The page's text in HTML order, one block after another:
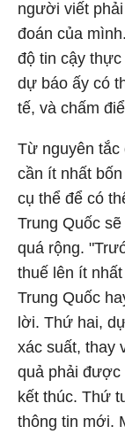
người viết
đoán của
độ tin cậy
dự báo ấy có
tế, và chấm
Từ nguyên tắc
cần ít nhất
cụ thể để có
Trung Quốc
quá rộng.
thuế lên ít
Trung Quốc
lời. Thứ hai,
xác suất, thay
quả phải được
kết thúc. Thứ
thông tin mới.